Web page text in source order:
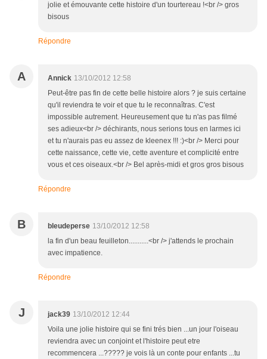
jolie et émouvante cette histoire d'un tourtereau !<br /> gros
bisous
Répondre
A Annick 13/10/2012 12:58
Peut-être pas fin de cette belle histoire alors ? je suis certaine
qu'il reviendra te voir et que tu le reconnaîtras. C'est
impossible autrement. Heureusement que tu n'as pas filmé
ses adieux<br /> déchirants, nous serions tous en larmes ici
et tu n'aurais pas eu assez de kleenex !!! :)<br /> Merci pour
cette naissance, cette vie, cette aventure et complicité entre
vous et ces oiseaux.<br /> Bel après-midi et gros gros bisous
Répondre
B bleudeperse 13/10/2012 12:58
la fin d'un beau feuilleton...........<br /> j'attends le prochain
avec impatience.
Répondre
J jack39 13/10/2012 12:44
Voila une jolie histoire qui se fini trés bien ...un jour l'oiseau
reviendra avec un conjoint et l'histoire peut etre
recommencera ...????? je vois là un conte pour enfants ...tu